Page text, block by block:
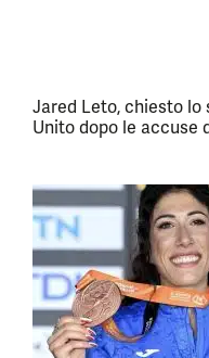
Jared Leto, chiesto lo
Unito dopo le accuse